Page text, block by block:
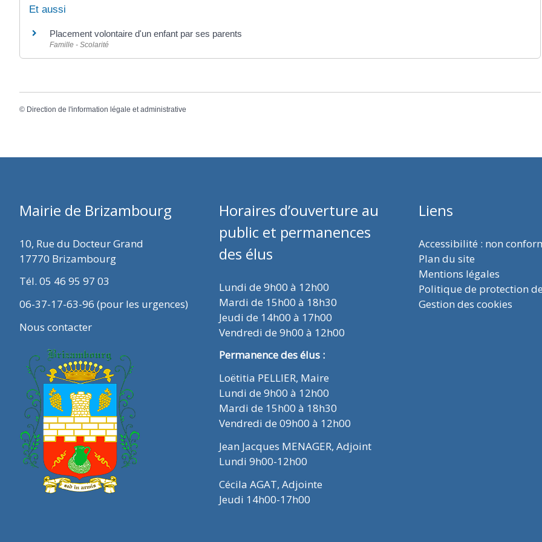
Et aussi
Placement volontaire d'un enfant par ses parents
Famille - Scolarité
© Direction de l'information légale et administrative
Mairie de Brizambourg
10, Rue du Docteur Grand
17770 Brizambourg
Tél. 05 46 95 97 03
06-37-17-63-96 (pour les urgences)
Nous contacter
Horaires d’ouverture au
public et permanences
des élus
Lundi de 9h00 à 12h00
Mardi de 15h00 à 18h30
Jeudi de 14h00 à 17h00
Vendredi de 9h00 à 12h00
Permanence des élus :
Loëtitia PELLIER, Maire
Lundi de 9h00 à 12h00
Mardi de 15h00 à 18h30
Vendredi de 09h00 à 12h00
Jean Jacques MENAGER, Adjoint
Lundi 9h00-12h00
Cécila AGAT, Adjointe
Jeudi 14h00-17h00
Liens
Accessibilité : non
Plan du site
Mentions légales
Politique de protection
Gestion des cookies